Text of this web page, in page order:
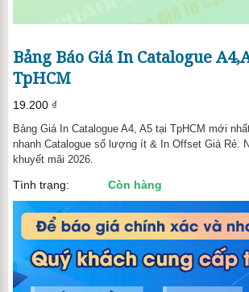
Bảng Báo Giá In Catalogue
TpHCM
19.200 ₫
Bảng Giá In Catalogue A4, A5 tại TpHCM mới
nhanh Catalogue số lượng ít & In Offset Giá Rẻ.
khuyết mãi 2026.
Tình trạng: Còn hàng